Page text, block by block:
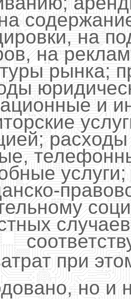
на
на
рынка;
и
при
но и